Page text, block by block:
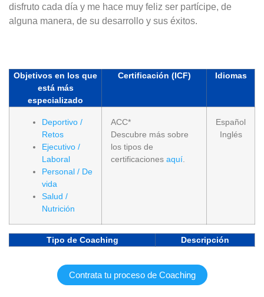
disfruto cada día y me hace muy feliz ser partícipe, de
alguna manera, de su desarrollo y sus éxitos.
Objetivos en los que
está más
especializado
Certificación (ICF) Idiomas
Deportivo /
Retos
Ejecutivo /
Laboral
Personal / De
vida
Salud /
Nutrición
ACC*
Descubre más sobre
los tipos de
certificaciones aquí
Español
Inglés
Tipo de Coaching Descripción
Contrata tu proceso de Coaching